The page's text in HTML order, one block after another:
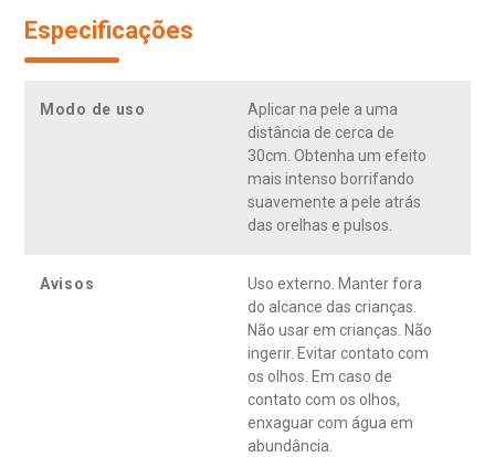
Especificações
Modo de uso
Aplicar na pele a uma
distância de cerca de
30cm. Obtenha um efeito
mais intenso borrifando
suavemente a pele atrás
das orelhas e pulsos.
Avisos
Uso externo. Manter fora
do alcance das crianças.
Não usar em crianças. Não
ingerir. Evitar contato com
os olhos. Em caso de
contato com os olhos,
enxaguar com água em
abundância.